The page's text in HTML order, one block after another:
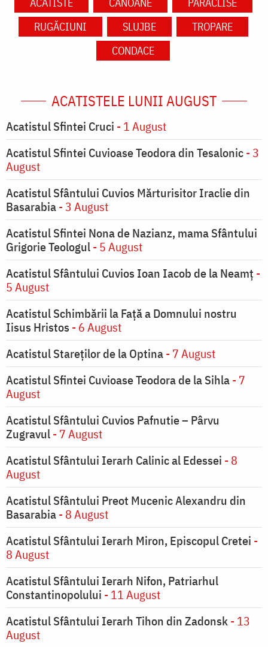
ACATISTE CANOANE
PARACLISE
RUGĂCIUNI
SLUJBE
TROPARE
CONDACE
ACATISTELE LUNII AUGUST
Acatistul Sfintei Cruci - 1 August
Acatistul Sfintei Cuvioase Teodora din Tesalonic- 3
August
Acatistul Sfântului Cuvios Mărturisitor Iraclie din
Basarabia- 3 August
Acatistul Sfintei Nona de Nazianz, mama Sfântului
Grigorie Teologul- 5 August
Acatistul Sfântului Cuvios Ioan Iacob de la Neamț -
5 August
Acatistul Schimbării la Faţă a Domnului nostru
Iisus Hristos - 6 August
Acatistul Stareţilor de la Optina- 7 August
Acatistul Sfintei Cuvioase Teodora de la Sihla- 7
August
Acatistul Sfântului Cuvios Pafnutie – Pârvu
Zugravul- 7 August
Acatistul Sfântului Ierarh Calinic al Edessei - 8
August
Acatistul Sfântului Preot Mucenic Alexandru din
Basarabia- 8 August
Acatistul Sfântului Ierarh Miron, Episcopul Cretei -
8 August
Acatistul Sfântului Ierarh Nifon, Patriarhul
Constantinopolului - 11 August
Acatistul Sfântului Ierarh Tihon din Zadonsk- 13
August